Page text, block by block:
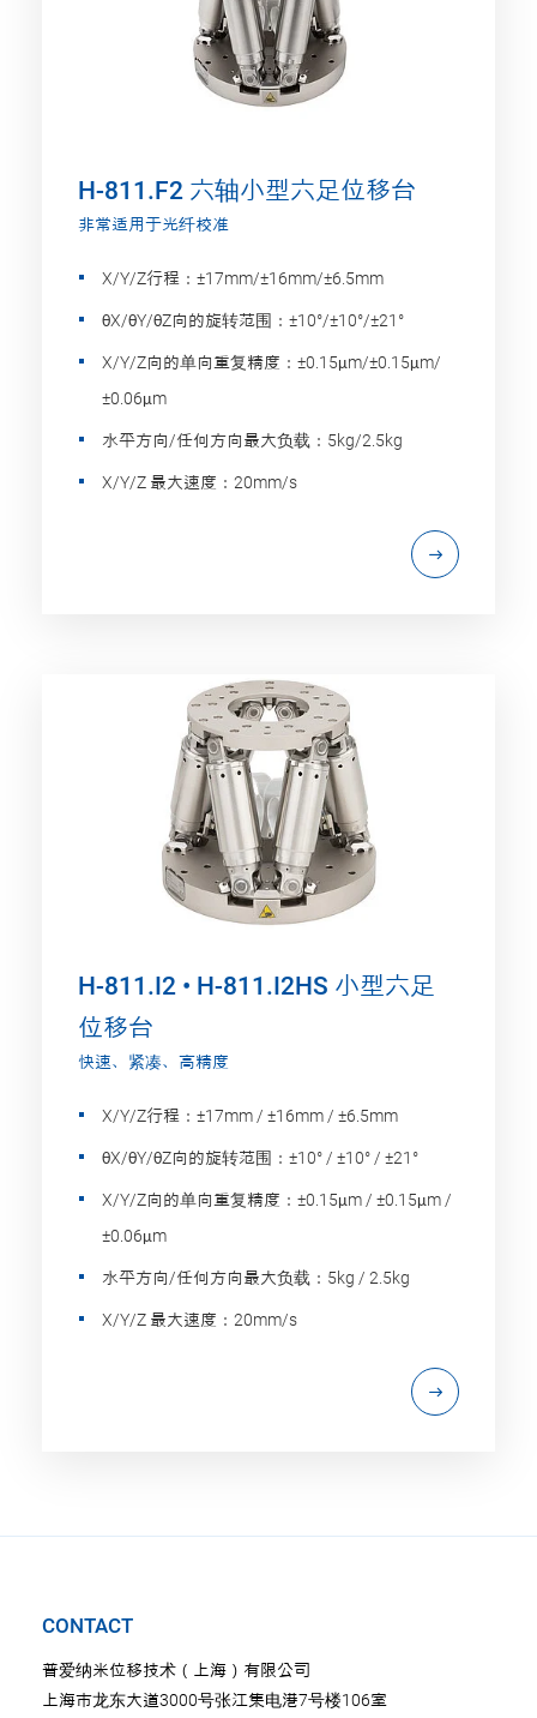
H-811.F2 六轴小型六足位移台
非常适用于光纤校准
X/Y/Z行程：±17mm/±16mm/±6.5mm
θX/θY/θZ向的旋转范围：±10°/±10°/±21°
X/Y/Z向的单向重复精度：±0.15μm/±0.15μm/
±0.06μm
水平方向/任何方向最大负载：5kg/2.5kg
X/Y/Z 最大速度：20mm/s
H-811.I2 • H-811.I2HS 小型六足
位移台
快速、紧凑、高精度
X/Y/Z行程：±17mm / ±16mm / ±6.5mm
θX/θY/θZ向的旋转范围：±10° / ±10° / ±21°
X/Y/Z向的单向重复精度：±0.15μm / ±0.15μm /
±0.06μm
水平方向/任何方向最大负载：5kg / 2.5kg
X/Y/Z 最大速度：20mm/s
CONTACT
普爱纳米位移技术（上海）有限公司
上海市龙东大道3000号张江集电港7号楼106室